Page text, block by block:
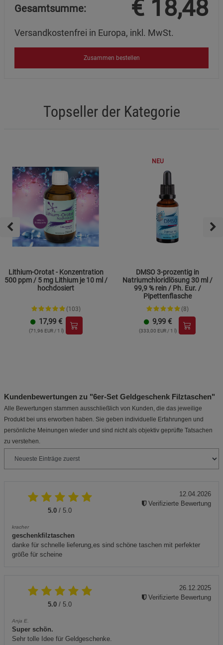
Gesamtsumme: € 18,48
Versandkostenfrei in Europa, inkl. MwSt.
Zusammen bestellen
Topseller der Kategorie
Lithium-Orotat - Konzentration
500 ppm / 5 mg Lithium je 10 ml /
hochdosiert
(103)
17,99 €
(71,96 EUR / 1 l)
NEU
DMSO 3-prozentig in
Natriumchloridlösung 30 ml /
99,9 % rein / Ph. Eur. /
Pipettenflasche
(8)
9,99 €
(333,00 EUR / 1 l)
Kundenbewertungen zu "6er-Set Geldgeschenk Filztaschen"
Alle Bewertungen stammen ausschließlich von Kunden, die das jeweilige
Produkt bei uns erworben haben. Sie geben individuelle Erfahrungen und
persönliche Meinungen wieder und sind nicht als objektiv geprüfte Tatsachen
zu verstehen.
5.0 / 5.0
kracher
geschenkfilztaschen
danke für schnelle lieferung,es sind schöne taschen mit perfekter
größe für scheine
12.04.2026
Verifizierte Bewertung
5.0 / 5.0
Anja E.
Super schön.
Sehr tolle Idee für Geldgeschenke.
26.12.2025
Verifizierte Bewertung
Marketing Cookies
Beschreibung Marketing Cookies